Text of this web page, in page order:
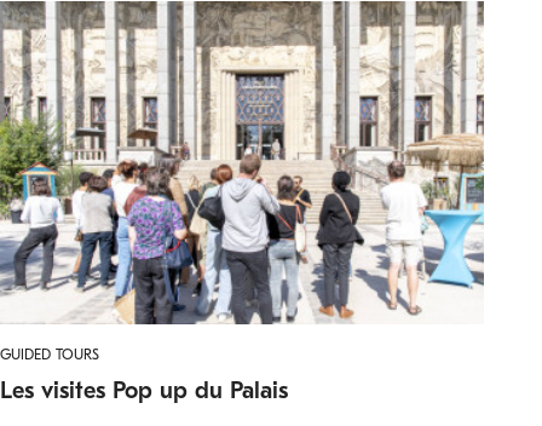
GUIDED TOURS
Les visites Pop up du Palais